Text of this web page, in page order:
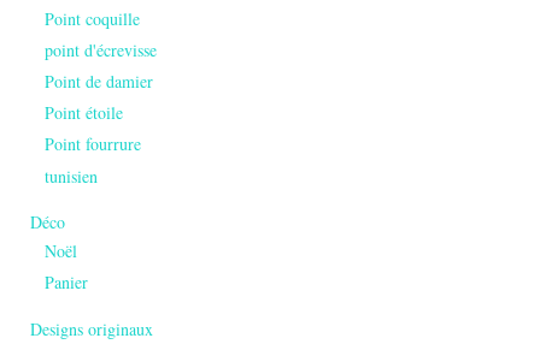
Point coquille
point d'écrevisse
Point de damier
Point étoile
Point fourrure
tunisien
Déco
Noël
Panier
Designs originaux